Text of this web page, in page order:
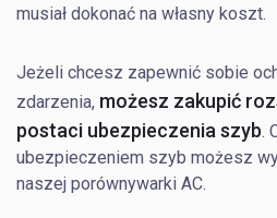
musiał dokonać na własny koszt.
Jeżeli chcesz zapewnić sobie
zdarzenia, możesz zakupić
postaci ubezpieczenia szyb.
ubezpieczeniem szyb możesz
naszej porównywarki AC.